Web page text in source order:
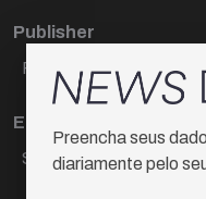
Publisher
Paulo Cesar de Oliveira
Editora Chefe
Sueli Cotta
Preencha seus
diariamente pelo